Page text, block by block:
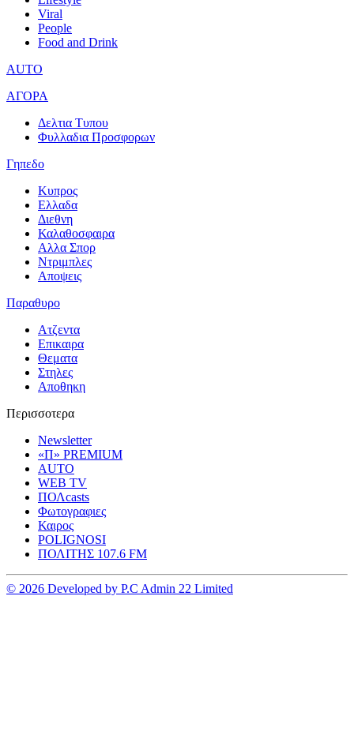
Viral
People
Food and Drink
AUTO
ΑΓΟΡΑ
Δελτια Τυπου
Φυλλαδια Προσφορων
Γηπεδο
Κυπρος
Ελλαδα
Διεθνη
Καλαθοσφαιρα
Αλλα Σπορ
Ντριμπλες
Αποψεις
Παραθυρο
Ατζεντα
Επικαιρα
Θεματα
Στηλες
Αποθηκη
Περισσοτερα
Newsletter
«Π» PREMIUM
AUTO
WEB TV
ΠΟΛcasts
Φωτογραφιες
Καιρος
POLIGNOSI
ΠΟΛΙΤΗΣ 107.6 FM
© 2026 Developed by P.C Admin 22 Limited